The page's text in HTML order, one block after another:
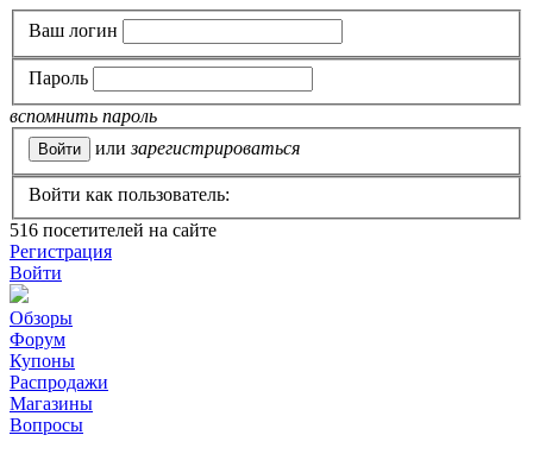
Ваш логин
Пароль
вспомнить пароль
или зарегистрироваться
Войти как пользователь:
516 посетителей на сайте
Регистрация
Войти
Обзоры
Форум
Купоны
Распродажи
Магазины
Вопросы